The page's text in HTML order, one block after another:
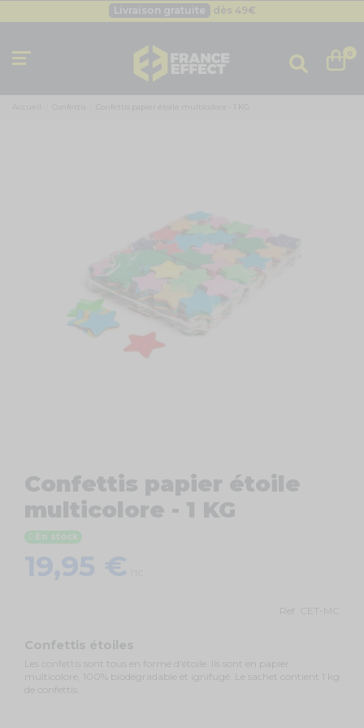
Besoin d'un devis pro ? Cliquez ici
Livraison gratuite
0
Accueil Confettis Confettis papier étoile multicolore - 1 KG
Confettis papier étoile
multicolore - 1 KG
En stock
19,95 €
Ref. CET-MC
Confettis étoiles
Les confettis
sont tous en forme d'étoile. Ils sont en papier
multicolore, 100% biodégradable et ignifugé. Le sachet contient 1 kg
de confettis.